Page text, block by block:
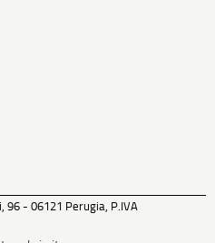
96 - 06121 Perugia, P.IVA